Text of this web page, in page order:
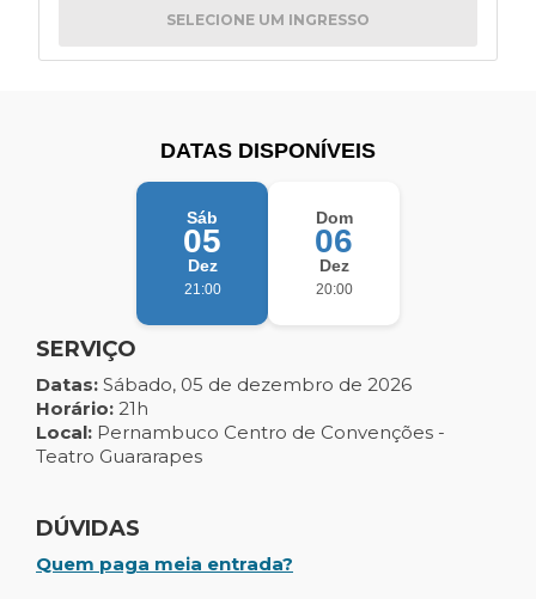
SELECIONE UM INGRESSO
DATAS DISPONÍVEIS
Sáb
05
Dez
21:00
Dom
06
Dez
20:00
SERVIÇO
Datas: Sábado, 05 de dezembro de 2026
Horário: 21h
Local: Pernambuco Centro de Convenções -
Teatro Guararapes
DÚVIDAS
Quem paga meia entrada?